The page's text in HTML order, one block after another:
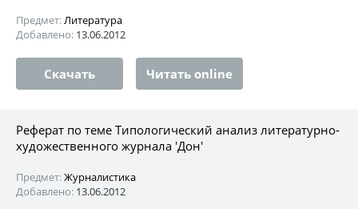
Предмет:Литература
Добавлено: 13.06.2012
Скачать Читать online
Реферат по теме Типологический анализ литературно-
художественного журнала 'Дон'
Предмет:Журналистика
Добавлено: 13.06.2012